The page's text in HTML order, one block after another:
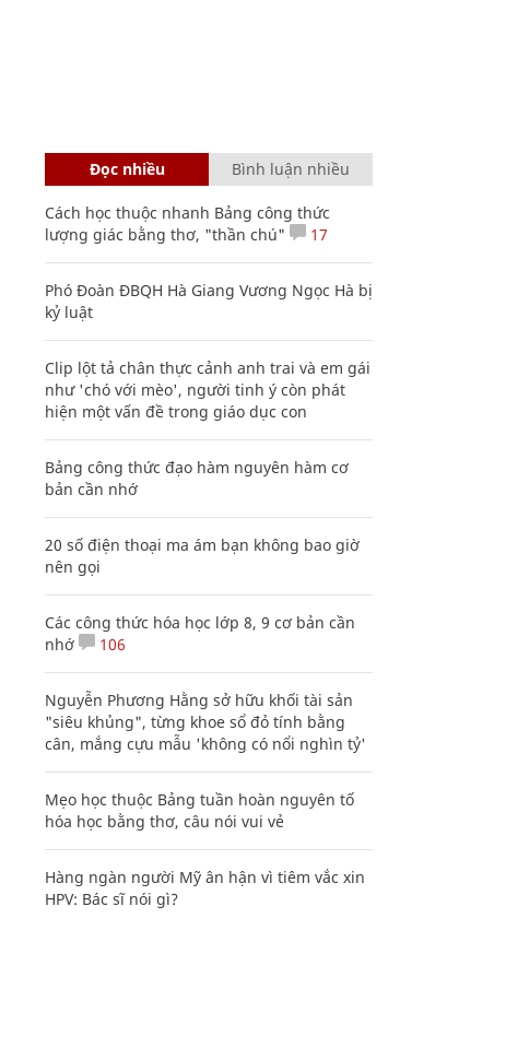
Đọc nhiều Bình luận nhiều
Cách học thuộc nhanh Bảng công thức
lượng giác bằng thơ, "thần chú"
17
Phó Đoàn ĐBQH Hà Giang Vương Ngọc Hà bị
kỷ luật
Clip lột tả chân thực cảnh anh trai và em gái
như 'chó với mèo', người tinh ý còn phát
hiện một vấn đề trong giáo dục con
Bảng công thức đạo hàm nguyên hàm cơ
bản cần nhớ
20 số điện thoại ma ám bạn không bao giờ
nên gọi
Các công thức hóa học lớp 8, 9 cơ bản cần
nhớ
106
Nguyễn Phương Hằng sở hữu khối tài sản
"siêu khủng", từng khoe sổ đỏ tính bằng
cân, mắng cựu mẫu 'không có nổi nghìn tỷ'
Mẹo học thuộc Bảng tuần hoàn nguyên tố
hóa học bằng thơ, câu nói vui vẻ
Hàng ngàn người Mỹ ân hận vì tiêm vắc xin
HPV: Bác sĩ nói gì?